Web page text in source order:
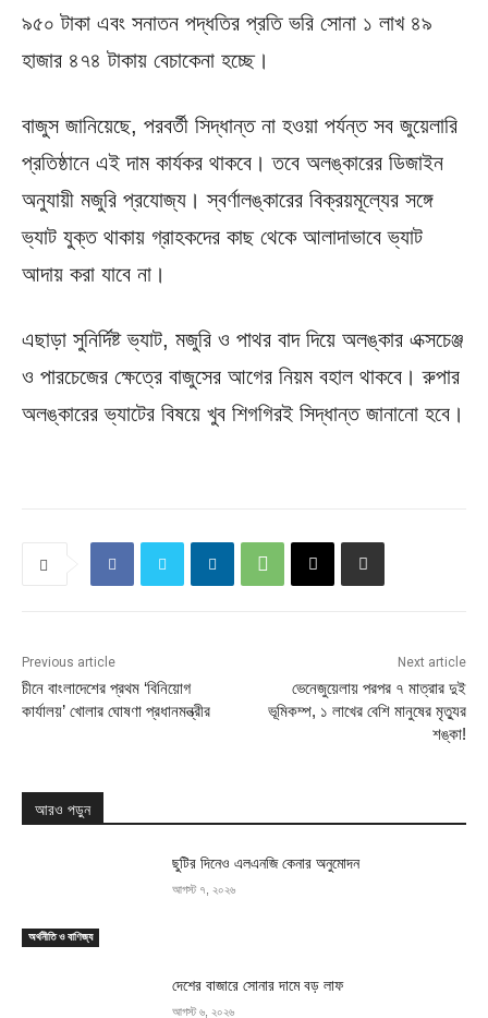
৯৫০ টাকা এবং সনাতন পদ্ধতির প্রতি ভরি সোনা ১ লাখ ৪৯
হাজার ৪৭৪ টাকায় বেচাকেনা হচ্ছে।
বাজুস জানিয়েছে, পরবর্তী সিদ্ধান্ত না হওয়া পর্যন্ত সব জুয়েলারি
প্রতিষ্ঠানে এই দাম কার্যকর থাকবে। তবে অলঙ্কারের ডিজাইন
অনুযায়ী মজুরি প্রযোজ্য। স্বর্ণালঙ্কারের বিক্রয়মূল্যের সঙ্গে
ভ্যাট যুক্ত থাকায় গ্রাহকদের কাছ থেকে আলাদাভাবে ভ্যাট
আদায় করা যাবে না।
এছাড়া সুনির্দিষ্ট ভ্যাট, মজুরি ও পাথর বাদ দিয়ে অলঙ্কার এক্সচেঞ্জ
ও পারচেজের ক্ষেত্রে বাজুসের আগের নিয়ম বহাল থাকবে। রুপার
অলঙ্কারের ভ্যাটের বিষয়ে খুব শিগগিরই সিদ্ধান্ত জানানো হবে।
Previous article
চীনে বাংলাদেশের প্রথম ‘বিনিয়োগ
কার্যালয়’ খোলার ঘোষণা প্রধানমন্ত্রীর
Next article
ভেনেজুয়েলায় পরপর ৭ মাত্রার দুই
ভূমিকম্প, ১ লাখের বেশি মানুষের মৃত্যুর
শঙ্কা!
আরও পড়ুন
অর্থনীতি ও বাণিজ্য
ছুটির দিনেও এলএনজি কেনার অনুমোদন
আগস্ট ৭, ২০২৬
দেশের বাজারে সোনার দামে বড় লাফ
আগস্ট ৬, ২০২৬